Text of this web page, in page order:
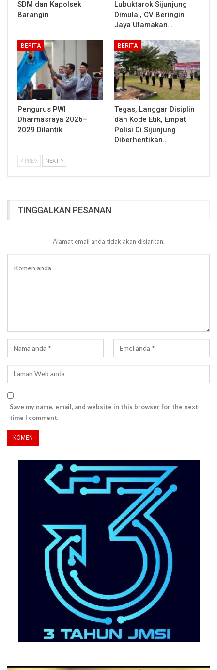
SDM dan Kapolsek
Barangin
Lubuktarok Sijunjung
Dimulai, CV Beringin
Jaya Utamakan…
BERITA
Pengurus PWI
Dharmasraya 2026–
2029 Dilantik
BERITA
Tegas, Langgar Disiplin
dan Kode Etik, Empat
Polisi Di Sijunjung
Diberhentikan…
PREV NEXT
TINGGALKAN PESANAN
Alamat email anda tidak akan disiarkan.
Save my name, email, and website in this browser for the next
time I comment.